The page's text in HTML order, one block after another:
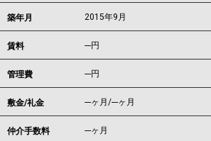
築年月 2015年9月
賃料 ---円
管理費 ---円
敷金/礼金 ---ヶ月/---ヶ月
仲介手数料 ---ヶ月